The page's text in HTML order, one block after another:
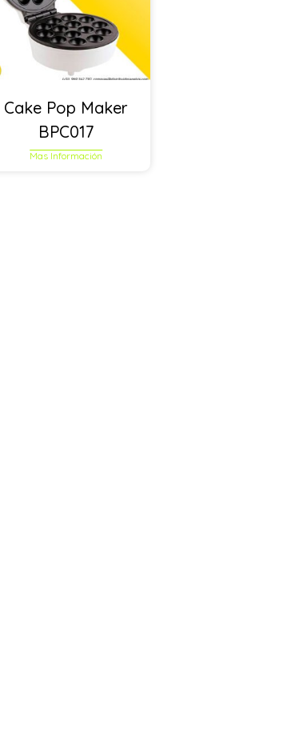
Cake Pop Maker
BPC017
Mas Información